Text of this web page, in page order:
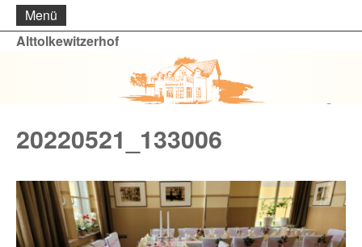
Menü
Alttolkewitzerhof
20220521_133006